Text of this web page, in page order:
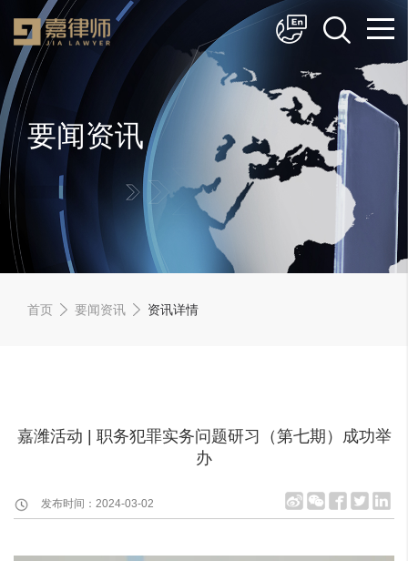
简体中文
English
要闻资讯
首页 要闻资讯 资讯详情
嘉潍活动 | 职务犯罪实务问题研习（第七期）成功举
办
发布时间：2024-03-02